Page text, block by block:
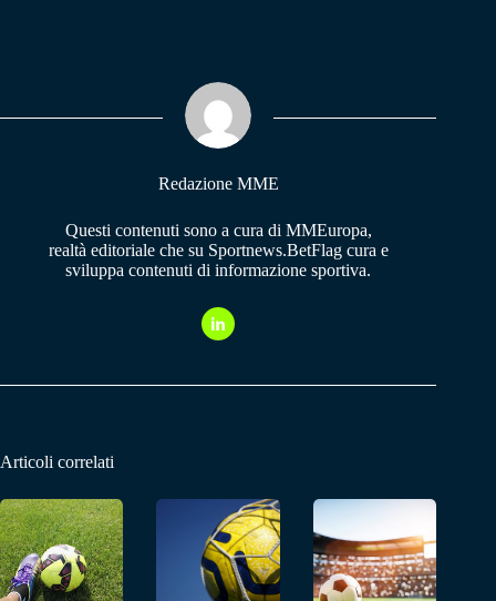
pp m
Redazione MME
Questi contenuti sono a cura di MMEuropa,
realtà editoriale che su Sportnews.BetFlag cura e
sviluppa contenuti di informazione sportiva.
Articoli correlati